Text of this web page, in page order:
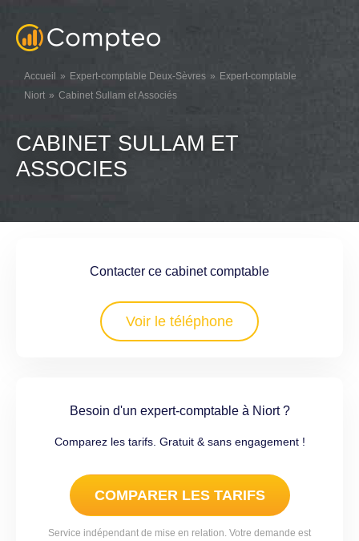
Accueil Expert-comptable Deux-Sèvres
Expert-comptable
Niort
Cabinet Sullam et Associés
CABINET SULLAM ET
ASSOCIES
Contacter ce cabinet comptable
Voir le téléphone
Besoin d'un expert-comptable à Niort ?
Comparez les tarifs. Gratuit & sans engagement !
COMPARER LES TARIFS
Service indépendant de mise en relation. Votre demande est